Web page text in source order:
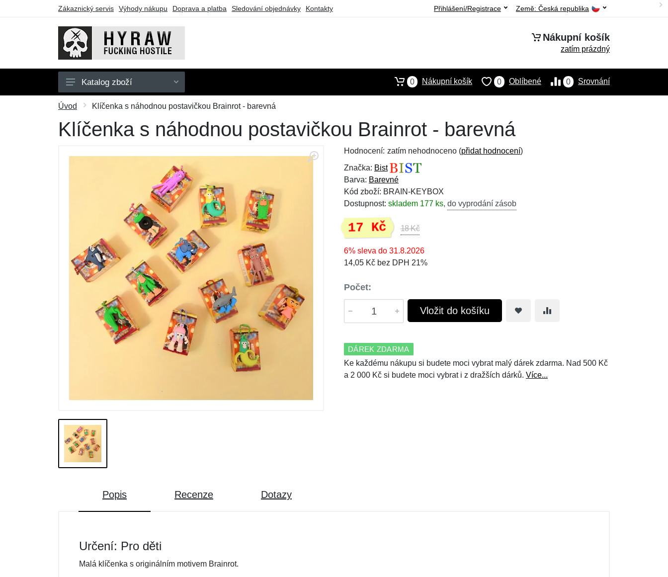
Zákaznický servis Výhody nákupu Doprava a platba Sledování objednávky Kontakty Země: Česká republika
Přihlášení/Registrace
Nákupní košík
zatím prázdný
Pánské
Dámské
Dárkové poukazy
Katalog zboží 0 Srovnání
0 Oblíbené
0 Nákupní košík
Úvod Klíčenka s náhodnou postavičkou Brainrot - barevná
Klíčenka s náhodnou postavičkou Brainrot - barevná
Hodnocení: zatím nehodnoceno (přidat hodnocení)
Značka: Bist
Barva: Barevné
Kód zboží: BRAIN-KEYBOX
Dostupnost: skladem 177 ks, do vyprodání zásob
17 Kč 18 Kč
6% sleva do 31.8.2026
14,05 Kč bez DPH 21%
Počet:
Vložit do košíku
DÁREK ZDARMA
Ke každému nákupu si budete moci vybrat malý dárek zdarma. Nad 500 Kč
a 2 000 Kč si budete moci vybrat i z dražších dárků. Více...
Popis Recenze Dotazy
Určení: Pro děti
Malá klíčenka s originálním motivem Brainrot.